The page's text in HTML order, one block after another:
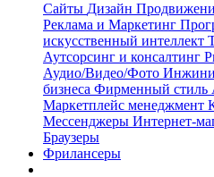
Сайты Дизайн
Реклама и Маркетинг
искусственный интеллект
Аутсорсинг и консалтинг
Аудио/Видео/Фото
бизнеса Фирменный стиль
Маркетплейс менеджмент
Мессенджеры Интернет-
Браузеры
Фрилансеры